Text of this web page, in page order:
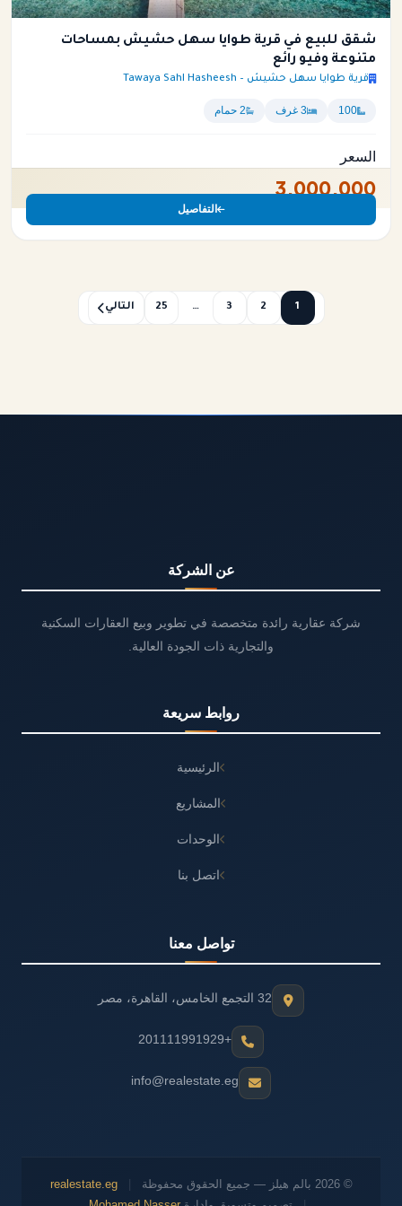
شقق للبيع في قرية طوايا سهل حشيش بمساحات
متنوعة وفيو رائع
قرية طوايا سهل حشيش – Tawaya Sahl Hasheesh
100 3 غرف 2 حمام
السعر
3,000,000
التفاصيل
1
2
3
…
25 التالي
عن الشركة
شركة عقارية رائدة متخصصة في تطوير وبيع العقارات السكنية
والتجارية ذات الجودة العالية.
روابط سريعة
الرئيسية
المشاريع
الوحدات
اتصل بنا
تواصل معنا
32 التجمع الخامس، القاهرة، مصر
+201111991929
info@realestate.eg
© 2026 بالم هيلز — جميع الحقوق محفوظة
realestate.eg